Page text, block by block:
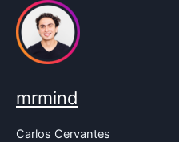
contenido
mrmind
Carlos Cervantes